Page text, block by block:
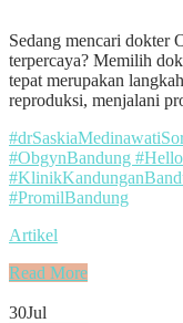
Sedang mencari dokter
terpercaya? Memilih
tepat merupakan
reproduksi, menjalani
#ObgynBandung
#PromilBandung
Artikel
Read More
30Jul